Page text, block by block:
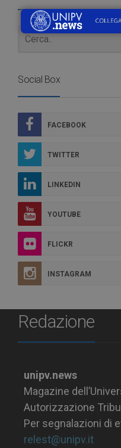
Social Box
FACEBOOK
TWITTER
LINKEDIN
YOUTUBE
FLICKR
INSTAGRAM
Redazione
unipv.news
Magazine
Autorizzazione
Per segnalazioni di
relest@unipv.it